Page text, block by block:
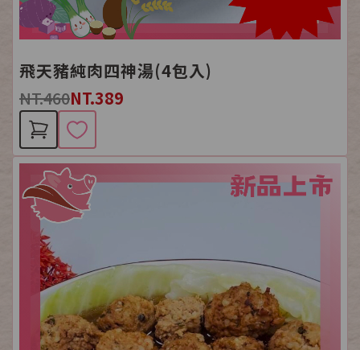
飛天豬純肉四神湯(4包入)
NT.460NT.389